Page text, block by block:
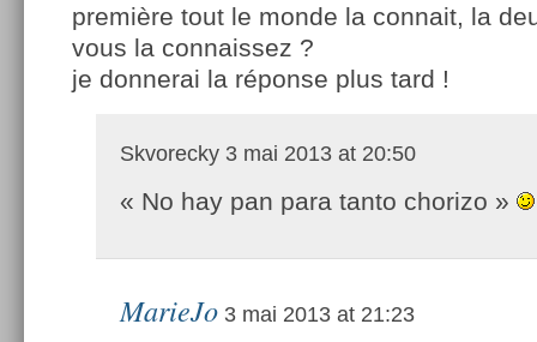
première tout le monde la connait, la
vous la connaissez ?
je donnerai la réponse plus tard !
Skvorecky 3 mai 2013 at 20:50
« No hay pan para tanto chorizo »
MarieJo 3 mai 2013 at 21:23